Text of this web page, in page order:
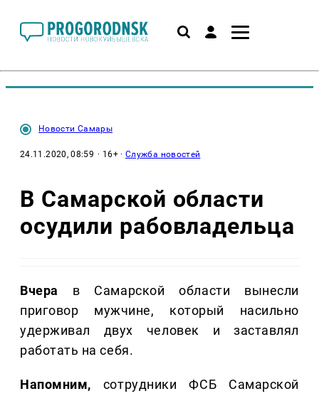
Новости Самары
24.11.2020, 08:59 · 16+ ·Служба новостей
В Самарской области
осудили рабовладельца
Вчера в Самарской области вынесли
приговор мужчине, который насильно
удерживал двух человек и заставлял
работать на себя.
Напомним, сотрудники ФСБ Самарской